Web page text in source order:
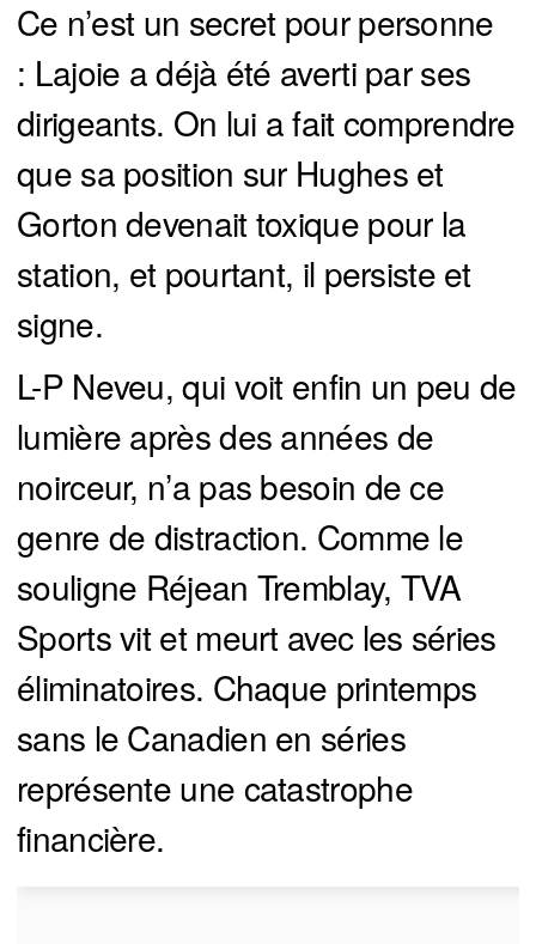
Ce n’est un secret pour personne
: Lajoie a déjà été averti par ses
dirigeants. On lui a fait comprendre
que sa position sur Hughes et
Gorton devenait toxique pour la
station, et pourtant, il persiste et
signe.
L-P Neveu, qui voit enfin un peu de
lumière après des années de
noirceur, n’a pas besoin de ce
genre de distraction. Comme le
souligne Réjean Tremblay, TVA
Sports vit et meurt avec les séries
éliminatoires. Chaque printemps
sans le Canadien en séries
représente une catastrophe
financière.